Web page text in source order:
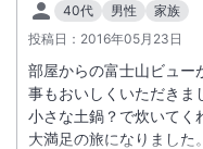
40代 男性
家族
投稿日： 2016年05月23日
部屋からの富士山ビュー
事もおいしくいただきま
小さな土鍋？で炊いてく
大満足の旅になりました